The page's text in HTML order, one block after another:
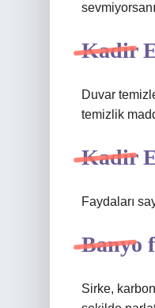
Kadir
Duvar
temizlik
Kadir
Faydaları
Banyo
Sirke,